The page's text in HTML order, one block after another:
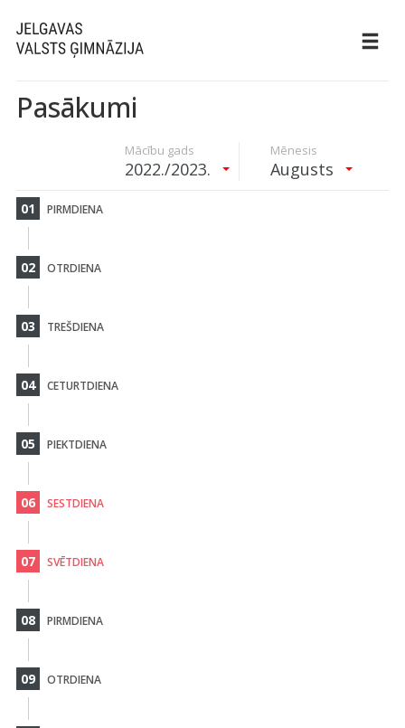
Pasākumi
Mācību gads
2022./2023.
Mēnesis
Augusts
01 PIRMDIENA
02 OTRDIENA
03 TREŠDIENA
04 CETURTDIENA
05 PIEKTDIENA
06 SESTDIENA
07 SVĒTDIENA
08 PIRMDIENA
09 OTRDIENA